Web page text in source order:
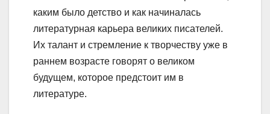
каким было детство и как начиналась
литературная карьера великих писателей.
Их талант и стремление к творчеству уже в
раннем возрасте говорят о великом
будущем, которое предстоит им в
литературе.